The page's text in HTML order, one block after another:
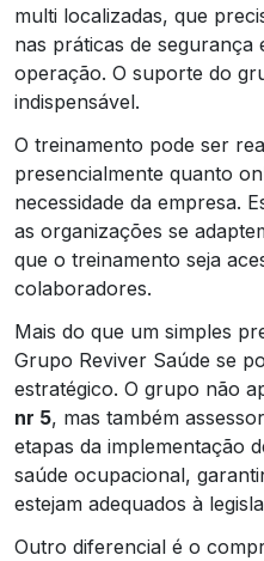
multi localizadas, que
nas práticas de segurança
operação. O suporte do
indispensável.
O treinamento pode ser
presencialmente quanto
necessidade da empresa.
as organizações se
que o treinamento seja
colaboradores.
Mais do que um simples
Grupo Reviver Saúde se
estratégico. O grupo não
nr 5, mas também
etapas da implementação
saúde ocupacional,
estejam adequados à
Outro diferencial é o